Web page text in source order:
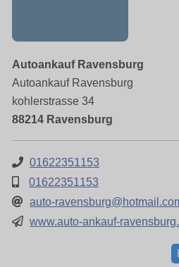
Autoankauf Ravensburg
Autoankauf Ravensburg
kohlerstrasse 34
88214 Ravensburg
01622351153
01622351153
auto-
www.auto-ankauf-